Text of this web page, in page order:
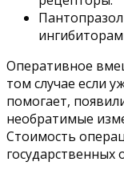
Оперативное
том случае если
помогает,
необратимые
Стоимость
государственных